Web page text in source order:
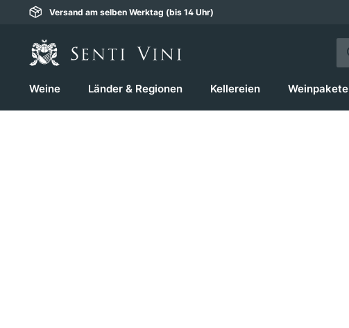
Zur Hauptnavigation springen
Versand am selben Werktag (bis 14 Uhr)
Weine Länder & Regionen Kellereien Weinpakete